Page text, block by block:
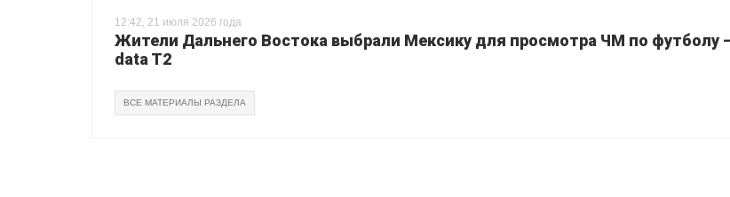
12:42, 21 июля 2026 года
Жители Дальнего Востока выбрали Мексику для просмотра ЧМ по футболу
data T2
ВСЕ МАТЕРИАЛЫ РАЗДЕЛА